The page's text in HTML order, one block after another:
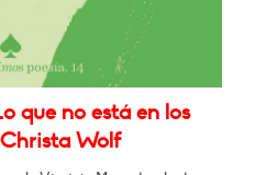
que no está en los
Wolf